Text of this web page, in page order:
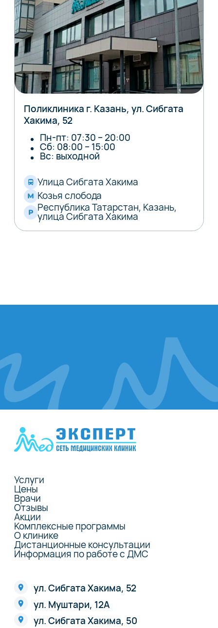
Поликлиника г. Казань, ул. Сибгата
Хакима, 52
Пн-пт: 07:30 – 20:00
Сб: 08:00 – 15:00
Вс: выходной
Улица Сибгата Хакима
Козья слобода
Республика Татарстан, Казань,
улица Сибгата Хакима
Услуги
Цены
Врачи
Отзывы
Акции
Комплексные программы
О клинике
Дистанционные консультации
Информация по работе с ДМС
ул. Сибгата Хакима, 52
ул. Муштари, 12А
ул. Сибгата Хакима, 50